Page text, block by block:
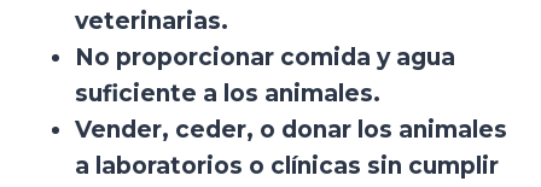
veterinarias.
No proporcionar comida y agua
suficiente a los animales.
Vender, ceder, o donar los animales
a laboratorios o clínicas sin cumplir